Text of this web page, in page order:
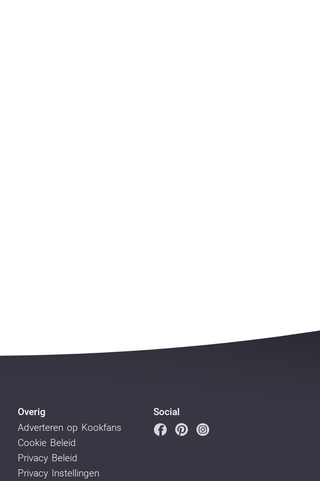
Overig
Adverteren op Kookfans
Cookie Beleid
Privacy Beleid
Privacy Instellingen
Social